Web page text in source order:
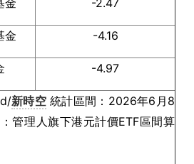
金 -2.47
金 -4.16
-4.97
新時空統計區間：2026年6月8
管理人旗下港元計價ETF區間算